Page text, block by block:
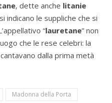
, dette anche litanie
indicano le suppliche che si
“lauretane” non
che le rese celebri: la
dalla prima metà
Madonna della Porta